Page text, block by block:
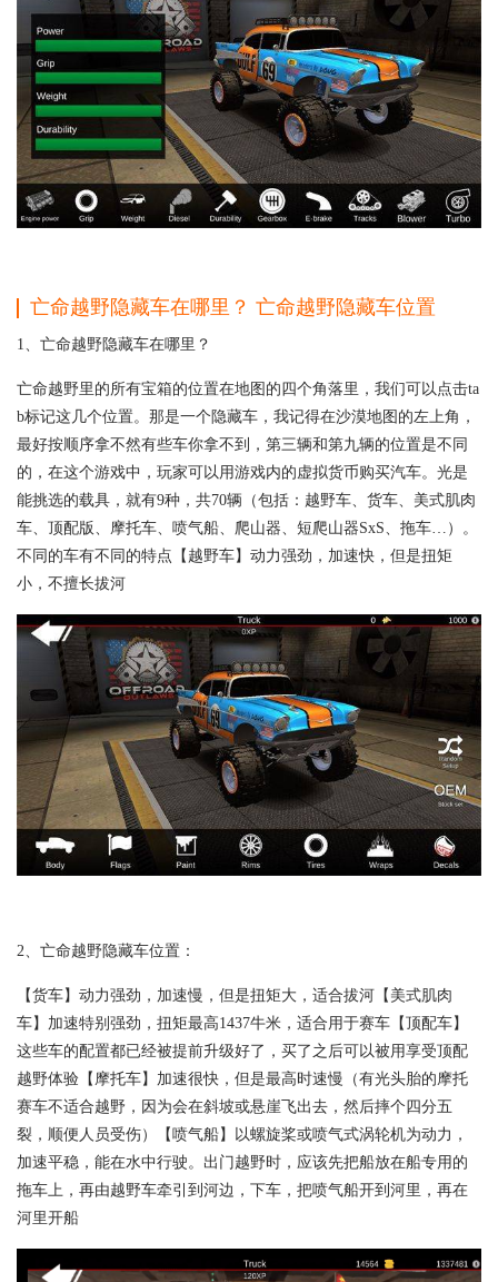
亡命越野隐藏车在哪里？ 亡命越野隐藏车位置
1、亡命越野隐藏车在哪里？
亡命越野里的所有宝箱的位置在地图的四个角落里，我们可以点击ta
b标记这几个位置。那是一个隐藏车，我记得在沙漠地图的左上角，
最好按顺序拿不然有些车你拿不到，第三辆和第九辆的位置是不同
的，在这个游戏中，玩家可以用游戏内的虚拟货币购买汽车。光是
能挑选的载具，就有9种，共70辆（包括：越野车、货车、美式肌肉
车、顶配版、摩托车、喷气船、爬山器、短爬山器SxS、拖车…）。
不同的车有不同的特点【越野车】动力强劲，加速快，但是扭矩
小，不擅长拔河
2、亡命越野隐藏车位置：
【货车】动力强劲，加速慢，但是扭矩大，适合拔河【美式肌肉
车】加速特别强劲，扭矩最高1437牛米，适合用于赛车【顶配车】
这些车的配置都已经被提前升级好了，买了之后可以被用享受顶配
越野体验【摩托车】加速很快，但是最高时速慢（有光头胎的摩托
赛车不适合越野，因为会在斜坡或悬崖飞出去，然后摔个四分五
裂，顺便人员受伤）【喷气船】以螺旋桨或喷气式涡轮机为动力，
加速平稳，能在水中行驶。出门越野时，应该先把船放在船专用的
拖车上，再由越野车牵引到河边，下车，把喷气船开到河里，再在
河里开船